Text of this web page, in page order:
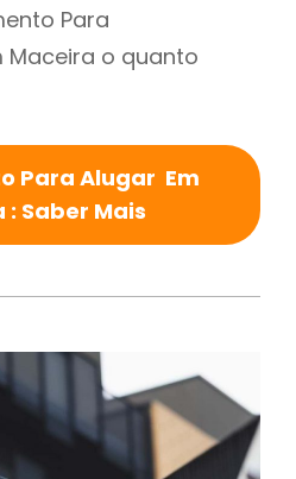
Para
Maceira o quanto
Para Alugar Em
: Saber Mais